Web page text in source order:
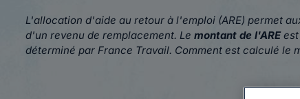
L'allocation d'aide au retour à l'emploi (ARE) permet
d'un revenu de remplacement. Le montant de l'ARE
déterminé par France Travail. Comment est calculé